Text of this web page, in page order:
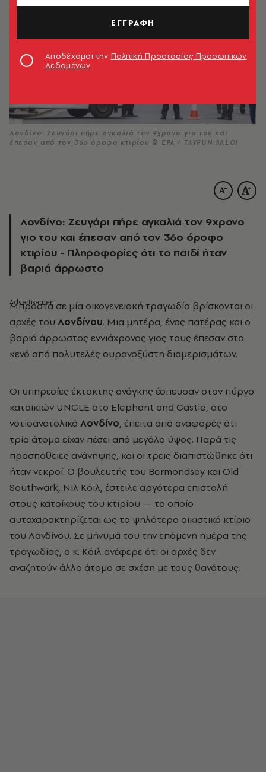
Λονδίνο: Ζευγάρι πήρε αγκαλιά τον 9χρονο γιο του και
έπεσαν από τον 36ο όροφο κτιρίου © EPA / TAYFUN SALCI
Λονδίνο: Ζευγάρι πήρε αγκαλιά τον 9χρονο
γιο του και έπεσαν από τον 36ο όροφο
κτιρίου - Πληροφορίες ότι το παιδί ήταν
βαριά άρρωστο
Μπροστά σε μία οικογενειακή τραγωδία βρίσκονται οι
αρχές του Λονδίνου. Μια μητέρα, ένας πατέρας και ο
βαριά άρρωστος εννιάχρονος γιος τους έπεσαν στο
κενό από πολυτελές ουρανοξύστη διαμερισμάτων.
Οι υπηρεσίες έκτακτης ανάγκης έσπευσαν στον πύργο
κατοικιών UNCLE στο Elephant and Castle, στο
νοτιοανατολικό Λονδίνο, έπειτα από αναφορές ότι
τρία άτομα είχαν πέσει από μεγάλο ύψος. Παρά τις
προσπάθειες ανάνηψης, και οι τρεις διαπιστώθηκε ότι
ήταν νεκροί. Ο βουλευτής του Bermondsey και Old
Southwark, Νιλ Κόιλ, έστειλε αργότερα επιστολή
στους κατοίκους του κτιρίου — το οποίο
αυτοχαρακτηρίζεται ως το ψηλότερο οικιστικό κτίριο
του Λονδίνου. Σε μήνυμά του την επόμενη ημέρα της
τραγωδίας, ο κ. Κόιλ ανέφερε ότι οι αρχές δεν
αναζητούν άλλο άτομο σε σχέση με τους θανάτους.
ΕΓΓΡΑΦΗ
Αποδέχομαι την Πολιτική Προστασίας Προσωπικών
Δεδομένων